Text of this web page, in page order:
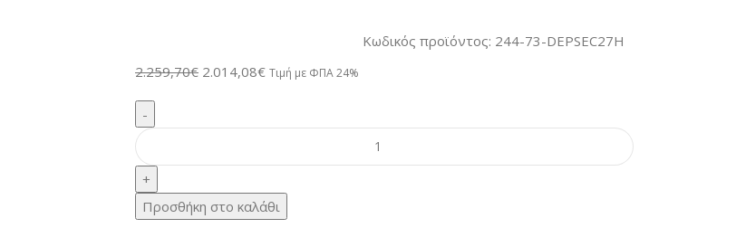
Κωδικός προϊόντος: 244-73-DEPSEC27H
2.259,70€ 2.014,08€ Τιμή με ΦΠΑ 24%
Προσθήκη στο καλάθι